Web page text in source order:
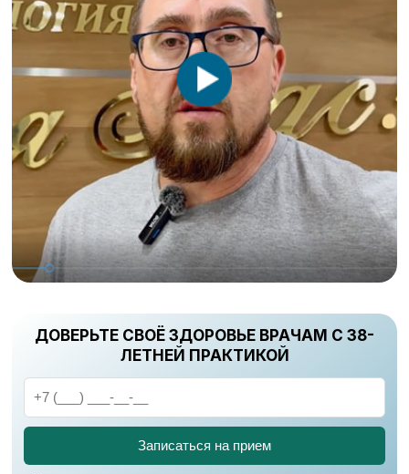
ДОВЕРЬТЕ СВОЁ ЗДОРОВЬЕ ВРАЧАМ С 38-
ЛЕТНЕЙ ПРАКТИКОЙ